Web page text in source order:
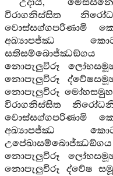
උදායි,
විරාගනිස්සිත
වොස්සග්ගපරිණාමි
අඛ්‍යාපජ්ඣ
නොපැලුවිරූ
නොපැලුවිරූ
නොපැලුවිරූ
විරාගනිස්සිත
වොස්සග්ගපරිණාමි
අඛ්‍යාපජ්ඣ
නොපැලුවිරූ
නොපැලුවිරූ ද්වේෂ